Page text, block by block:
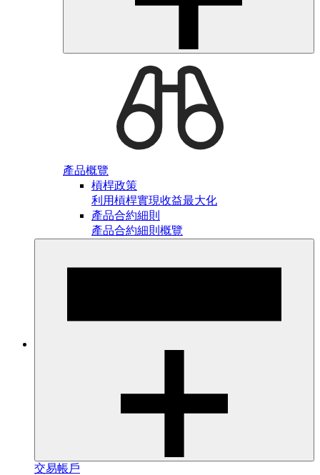
產品概覽
槓桿政策
利用槓桿實現收益最大化
產品合約細則
產品合約細則概覽
交易帳戶